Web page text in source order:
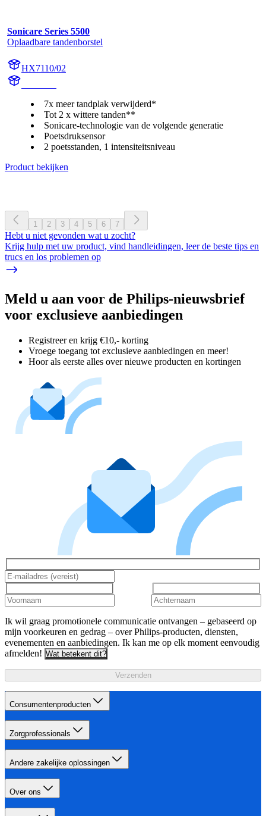
Sonicare Series 5500
Oplaadbare tandenborstel
HX7110/02
7x meer tandplak verwijderd*
Tot 2 x wittere tanden**
Sonicare-technologie van de volgende generatie
Poetsdruksensor
2 poetsstanden, 1 intensiteitsniveau
Product bekijken
1 2 3 4 5 6 7
Hebt u niet gevonden wat u zocht?
Krijg hulp met uw product, vind handleidingen, leer de beste tips en
trucs en los problemen op
Meld u aan voor de Philips-nieuwsbrief
voor exclusieve aanbiedingen
Registreer en krijg €10,- korting
Vroege toegang tot exclusieve aanbiedingen en meer!
Hoor als eerste alles over nieuwe producten en kortingen
Ik wil graag promotionele communicatie ontvangen – gebaseerd op
mijn voorkeuren en gedrag – over Philips-producten, diensten,
evenementen en aanbiedingen. Ik kan me op elk moment eenvoudig
afmelden! Wat betekent dit?
Verzenden
Consumentenproducten
Zorgprofessionals
Andere zakelijke oplossingen
Over ons